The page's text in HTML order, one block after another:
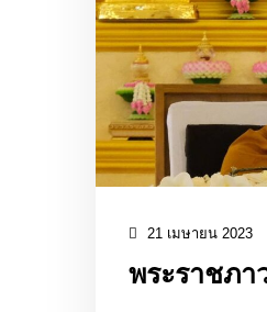
21 เมษายน 2023
พระราชภ